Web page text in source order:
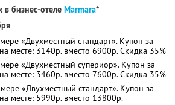
бизнес-отеле Marmara*
«Двухместный стандарт». Купон за
месте: 3140р. вместо 6900р.Скидка 35%
«Двухместный супериор». Купон за
месте: 3460р. вместо 7600р.Скидка 35%
«Двухместный стандарт». Купон за
месте: 5990р. вместо 13800р.